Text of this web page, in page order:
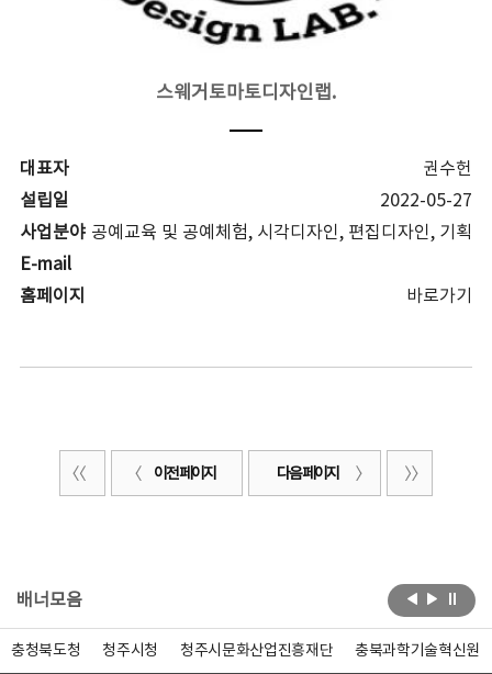
스웨거토마토디자인랩.
대표자
권수헌
설립일
2022-05-27
사업분야 공예교육 및 공예체험, 시각디자인, 편집디자인, 기획
E-mail
홈페이지
바로가기
이전 페이지 다음 페이지
배너모음
충청북도청 청주시청 청주시문화산업진흥재단 충북과학기술혁신원